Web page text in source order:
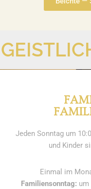
14:00 - 15:00
16:00 - 17:00
4. August 2026
14:00 - 15:00
16:00 - 17:00
Jeden Sonntag um
und Kinder
Einmal im
Familiensonntag: um